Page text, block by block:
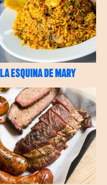
LA ESQUINA DE MARY